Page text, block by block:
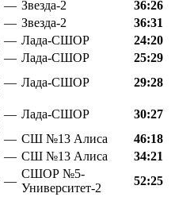
— Звезда-2
36:26
— Звезда-2
36:31
— Лада-СШОР
24:20
— Лада-СШОР
25:29
— Лада-СШОР 29:28
— Лада-СШОР
30:27
— СШ №13 Алиса
46:18
— СШ №13 Алиса
34:21
—
СШОР №5-
Университет-2
52:25